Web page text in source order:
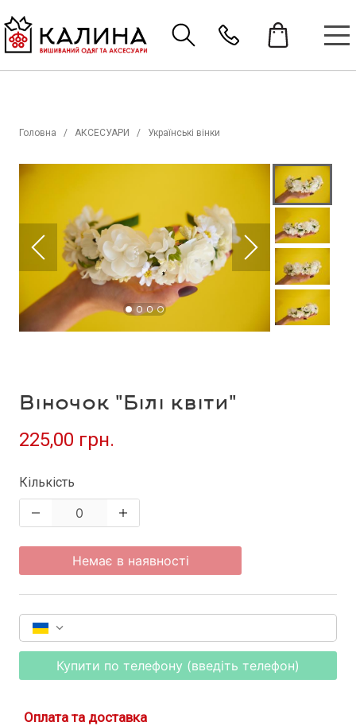
Головна АКСЕСУАРИ Українські вінки
Віночок "Білі квіти"
225,00 грн.
Кількість
Немає в наявності
Купити по телефону (введіть телефон)
Оплата та доставка